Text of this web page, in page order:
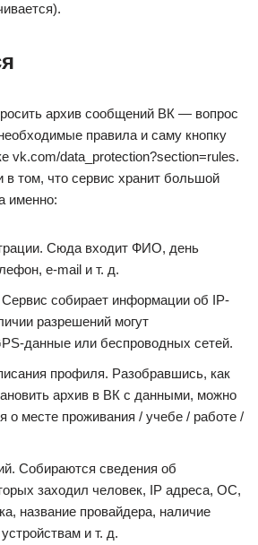
архив сообщений ВК — вопрос
правила и саму кнопку
vk.com/data_protection?section=rules.
том, что сервис хранит большой
именно:
Сюда входит ФИО, день
e-mail и т. д.
собирает информации об IP-
разрешений могут
данные или беспроводных сетей.
профиля. Разобравшись, как
архив в ВК с данными, можно
о месте проживания / учебе / работе /
Собираются сведения об
заходил человек, IP адреса, ОС,
название провайдера, наличие
и т. д.